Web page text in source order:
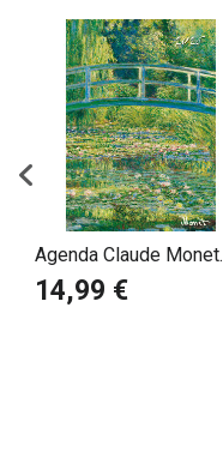
Agenda Claude Monet
2026
14,99 €